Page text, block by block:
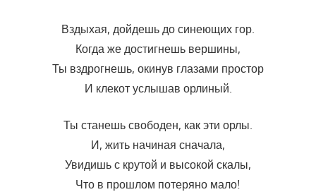
Вздыхая, дойдешь до синеющих гор.
Когда же достигнешь вершины,
Ты вздрогнешь, окинув глазами простор
И клекот услышав орлиный.
Ты станешь свободен, как эти орлы.
И, жить начиная сначала,
Увидишь с крутой и высокой скалы,
Что в прошлом потеряно мало!